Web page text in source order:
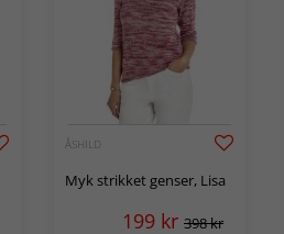
ÅSHILD
Myk strikket genser, Lisa
199 kr 398 kr